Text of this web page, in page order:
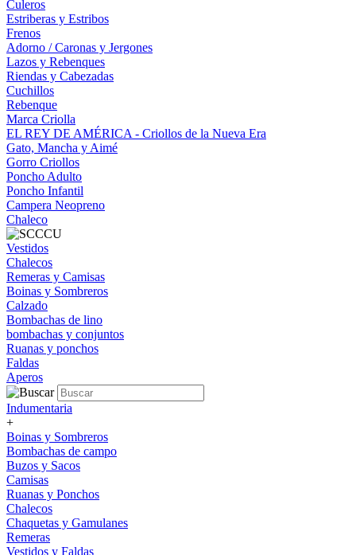
Culeros
Estriberas y Estribos
Frenos
Adorno / Caronas y Jergones
Lazos y Rebenques
Riendas y Cabezadas
Cuchillos
Rebenque
Marca Criolla
EL REY DE AMÉRICA - Criollos de la Nueva Era
Gato, Mancha y Aimé
Gorro Criollos
Poncho Adulto
Poncho Infantil
Campera Neopreno
Chaleco
Vestidos
Chalecos
Remeras y Camisas
Boinas y Sombreros
Calzado
Bombachas de lino
bombachas y conjuntos
Ruanas y ponchos
Faldas
Aperos
Indumentaria
+
Boinas y Sombreros
Bombachas de campo
Buzos y Sacos
Camisas
Ruanas y Ponchos
Chalecos
Chaquetas y Gamulanes
Remeras
Vestidos y Faldas